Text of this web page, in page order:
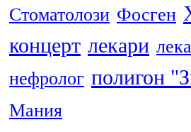
Стоматолози Фосген
концерт лекари
нефролог полигон
Мания